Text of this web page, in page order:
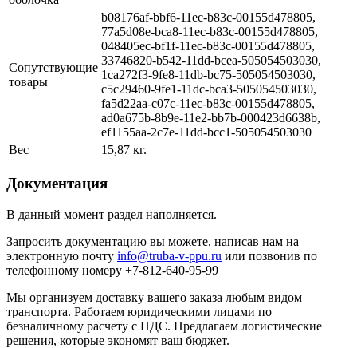
Сопутствующие
товары
b08176af-bbf6-11ec-b83c-00155d478805,
77a5d08e-bca8-11ec-b83c-00155d478805,
048405ec-bf1f-11ec-b83c-00155d478805,
33746820-b542-11dd-bcea-505054503030,
1ca272f3-9fe8-11db-bc75-505054503030,
c5c29460-9fe1-11dc-bca3-505054503030,
fa5d22aa-c07c-11ec-b83c-00155d478805,
ad0a675b-8b9e-11e2-bb7b-000423d6638b,
ef1155aa-2c7e-11dd-bcc1-505054503030
Вес
15,87 кг.
Документация
В данный момент раздел наполняется.
Запросить документацию вы можете, написав нам на
электронную почту info@truba-v-ppu.ru или позвонив по
телефонному номеру +7-812-640-95-99
Мы организуем доставку вашего заказа любым видом
транспорта. Работаем юридическими лицами по
безналичному расчету с НДС. Предлагаем логистические
решения, которые экономят ваш бюджет.